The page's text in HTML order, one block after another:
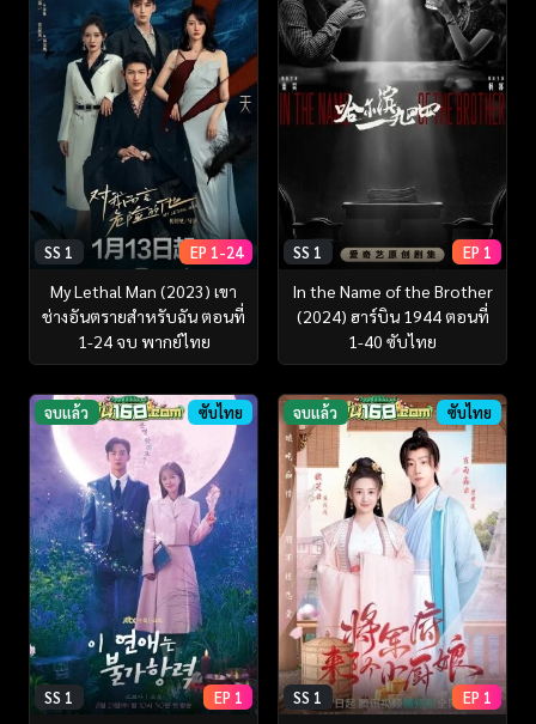
SS 1 EP 1-24
My Lethal Man (2023) เขา
ช่างอันตรายสำหรับฉัน ตอนที่
1-24 จบ พากย์ไทย
SS 1 EP 1
In the Name of the Brother
(2024) ฮาร์บิน 1944 ตอนที่
1-40 ซับไทย
จบแล้ว ซับไทย
SS 1 EP 1
จบแล้ว ซับไทย
SS 1 EP 1